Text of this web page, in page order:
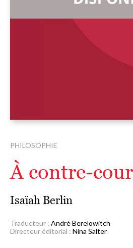
PHILOSOPHIE
À contre-
Isaïah Berlin
Traducteur : André Berelowitch
Directeur éditorial : Nina Salter